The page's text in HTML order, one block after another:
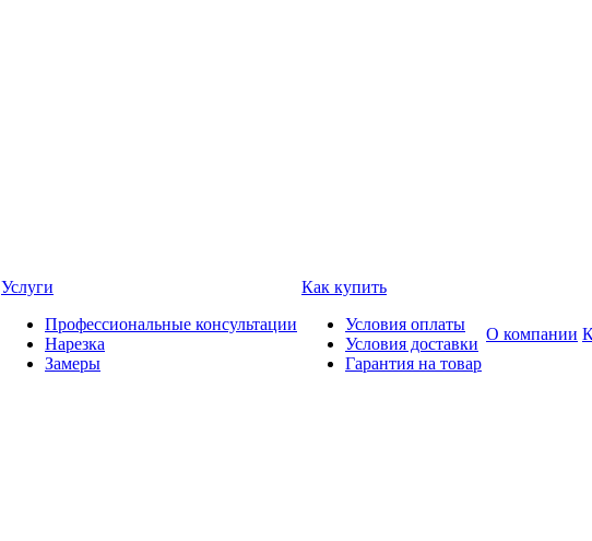
Услуги
Профессиональные консультации
Нарезка
Замеры
Как купить
Условия оплаты
Условия доставки
Гарантия на товар
О компании